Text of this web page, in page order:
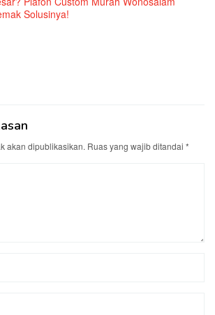
Solusinya!
akan dipublikasikan. Ruas yang wajib ditandai *